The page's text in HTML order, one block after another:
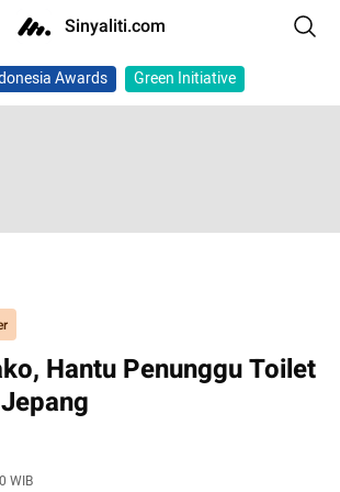
Sinyaliti.com
Awards Green Initiative
Hantu Penunggu Toilet
WIB